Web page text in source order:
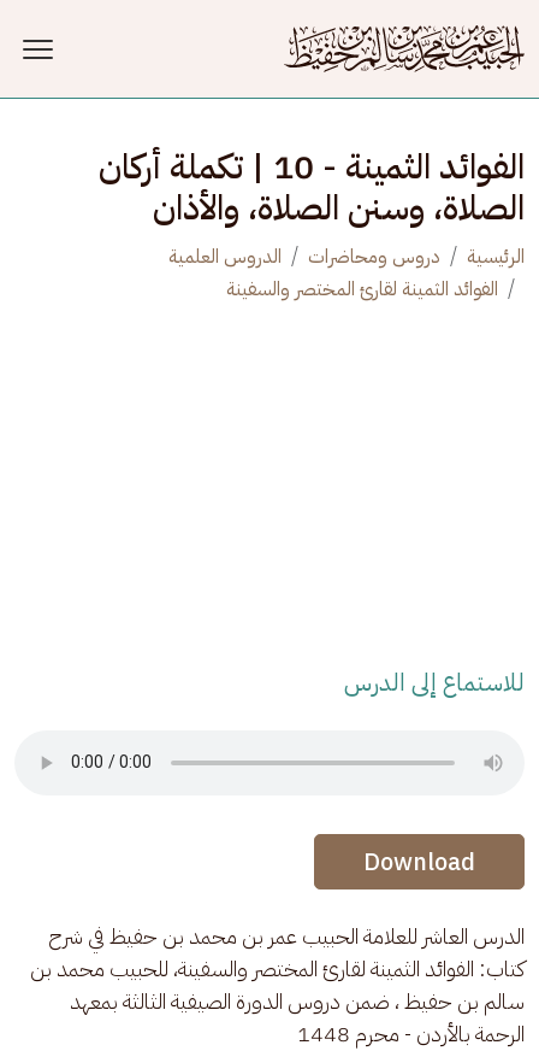
الفوائد الثمينة - 10 | تكملة أركان
الصلاة، وسنن الصلاة، والأذان
الرئيسية دروس ومحاضرات
الدروس العلمية
الفوائد الثمينة لقارئ المختصر والسفينة
للاستماع إلى الدرس
Audio Stream
Audio Stream
Download
الدرس العاشر للعلامة الحبيب عمر بن محمد بن حفيظ في شرح
كتاب: الفوائد الثمينة لقارئ المختصر والسفينة، للحبيب محمد بن
سالم بن حفيظ ، ضمن دروس الدورة الصيفية الثالثة بمعهد
الرحمة بالأردن - محرم 1448